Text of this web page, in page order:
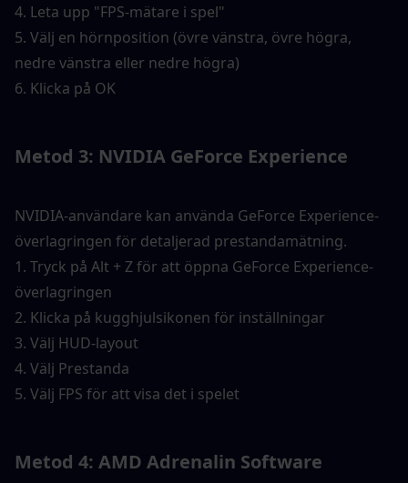
4. Leta upp "FPS-mätare i spel"
5. Välj en hörnposition (övre vänstra, övre högra,
nedre vänstra eller nedre högra)
6. Klicka på OK
Metod 3: NVIDIA GeForce Experience
NVIDIA-användare kan använda GeForce Experience-
överlagringen för detaljerad prestandamätning.
1. Tryck på Alt + Z för att öppna GeForce Experience-
överlagringen
2. Klicka på kugghjulsikonen för inställningar
3. Välj HUD-layout
4. Välj Prestanda
5. Välj FPS för att visa det i spelet
Metod 4: AMD Adrenalin Software